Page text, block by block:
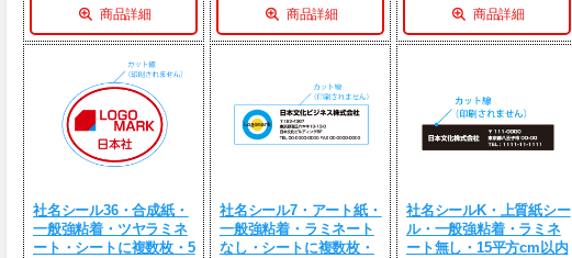
商品詳細 商品詳細 商品詳細
社名シール36・合成紙・
一般強粘着・ツヤラミネ
ート・シートに複数枚・5
社名シール7・アート紙・
一般強粘着・ラミネート
なし・シートに複数枚・
社名シールK・上質紙シー
ル・一般強粘着・ラミネ
ート無し・15平方cm以内